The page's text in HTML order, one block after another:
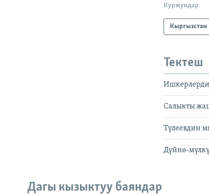
Куржундар
Кыргызстан
Тектеш
Салыкты
Түлеевдин
Дүйнө-
Дагы кызыктуу баяндар